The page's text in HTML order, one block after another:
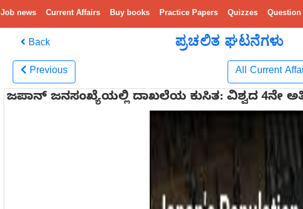
Job news Current Affairs Buy books Practice Papers Quizzes
Back ಪ್ರಚಲಿತ ಘಟನೆಗಳು
Previous All Current
ಜಪಾನ್ ಜನಸಂಖ್ಯೆಯಲ್ಲಿ ದಾಖಲೆಯ ಕುಸಿತ: ವಿಶ್ವದ 4ನೇ